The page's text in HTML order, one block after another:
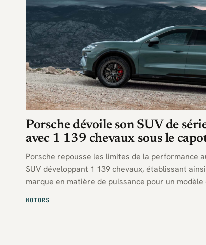
MOTORS
Porsche dévoile son SUV de
avec 1 139 chevaux sous le
Porsche repousse les limites de la performance
SUV développant 1 139 chevaux, établissant
marque en matière de puissance pour un modèle